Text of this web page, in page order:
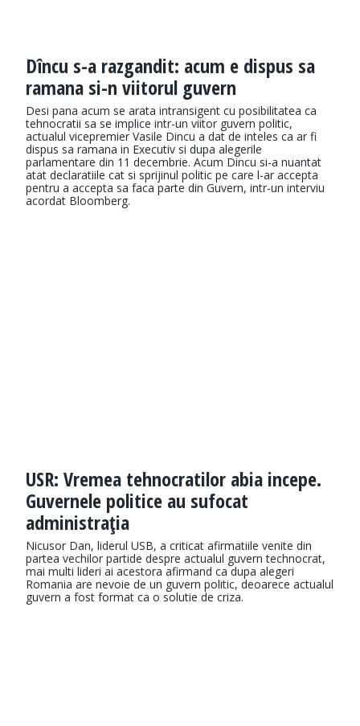
Dîncu s-a razgandit: acum e dispus sa
ramana si-n viitorul guvern
Desi pana acum se arata intransigent cu posibilitatea ca
tehnocratii sa se implice intr-un viitor guvern politic,
actualul vicepremier Vasile Dincu a dat de inteles ca ar fi
dispus sa ramana in Executiv si dupa alegerile
parlamentare din 11 decembrie. Acum Dincu si-a nuantat
atat declaratiile cat si sprijinul politic pe care l-ar accepta
pentru a accepta sa faca parte din Guvern, intr-un interviu
acordat Bloomberg.
USR: Vremea tehnocratilor abia incepe.
Guvernele politice au sufocat
administraţia
Nicusor Dan, liderul USB, a criticat afirmatiile venite din
partea vechilor partide despre actualul guvern technocrat,
mai multi lideri ai acestora afirmand ca dupa alegeri
Romania are nevoie de un guvern politic, deoarece actualul
guvern a fost format ca o solutie de criza.